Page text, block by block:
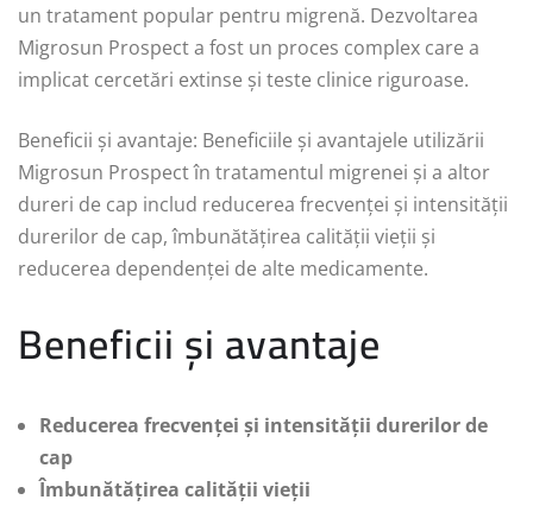
un tratament popular pentru migrenă. Dezvoltarea
Migrosun Prospect a fost un proces complex care a
implicat cercetări extinse și teste clinice riguroase.
Beneficii și avantaje: Beneficiile și avantajele utilizării
Migrosun Prospect în tratamentul migrenei și a altor
dureri de cap includ reducerea frecvenței și intensității
durerilor de cap, îmbunătățirea calității vieții și
reducerea dependenței de alte medicamente.
Beneficii și avantaje
Reducerea frecvenței și intensității durerilor de
cap
Îmbunătățirea calității vieții